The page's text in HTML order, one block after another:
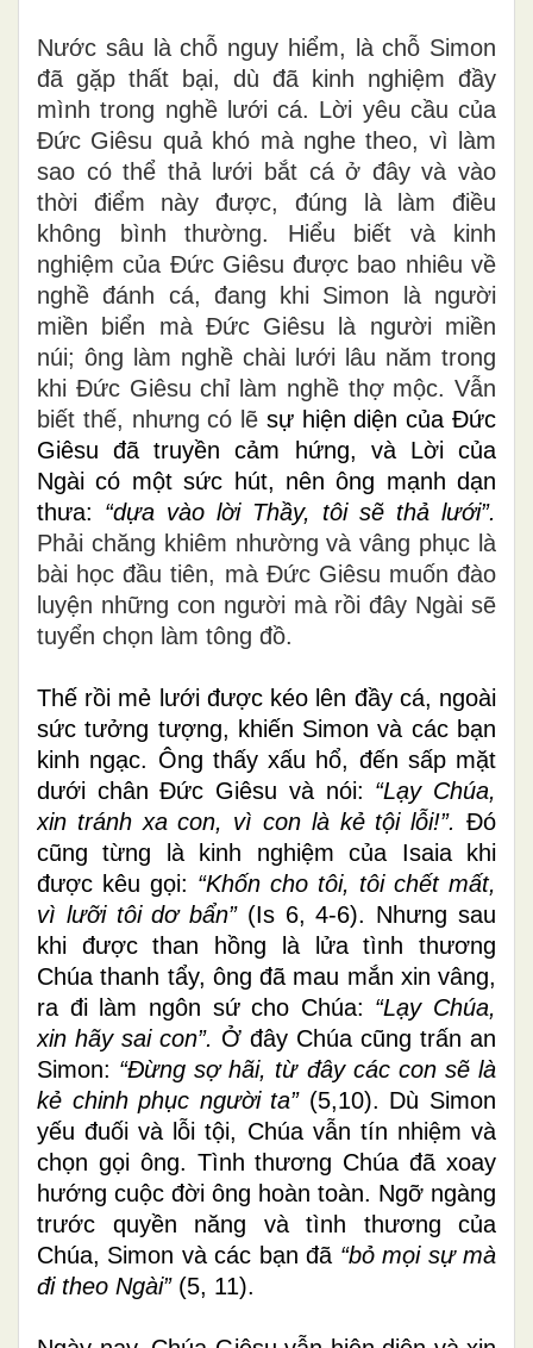
Nước sâu là chỗ nguy hiểm, là chỗ Simon
đã gặp thất bại, dù đã kinh nghiệm đầy
mình trong nghề lưới cá. Lời yêu cầu của
Đức Giêsu quả khó mà nghe theo, vì làm
sao có thể thả lưới bắt cá ở đây và vào
thời điểm này được, đúng là làm điều
không bình thường. Hiểu biết và kinh
nghiệm của Đức Giêsu được bao nhiêu về
nghề đánh cá, đang khi Simon là người
miền biển mà Đức Giêsu là người miền
núi; ông làm nghề chài lưới lâu năm trong
khi Đức Giêsu chỉ làm nghề thợ mộc. Vẫn
biết thế, nhưng có lẽ sự hiện diện của Đức
Giêsu đã truyền cảm hứng, và Lời của
Ngài có một sức hút, nên ông mạnh dạn
thưa: “dựa vào lời Thầy, tôi sẽ thả lưới”.
Phải chăng khiêm nhường và vâng phục là
bài học đầu tiên, mà Đức Giêsu muốn đào
luyện những con người mà rồi đây Ngài sẽ
tuyển chọn làm tông đồ.
Thế rồi mẻ lưới được kéo lên đầy cá, ngoài
sức tưởng tượng, khiến Simon và các bạn
kinh ngạc. Ông thấy xấu hổ, đến sấp mặt
dưới chân Ðức Giêsu và nói: “Lạy Chúa,
xin tránh xa con, vì con là kẻ tội lỗi!”. Đó
cũng từng là kinh nghiệm của Isaia khi
được kêu gọi: “Khốn cho tôi, tôi chết mất,
vì lưỡi tôi dơ bẩn” (Is 6, 4-6). Nhưng sau
khi được than hồng là lửa tình thương
Chúa thanh tẩy, ông đã mau mắn xin vâng,
ra đi làm ngôn sứ cho Chúa: “Lạy Chúa,
xin hãy sai con”. Ở đây Chúa cũng trấn an
Simon: “Đừng sợ hãi, từ đây các con sẽ là
kẻ chinh phục người ta”(5,10). Dù Simon
yếu đuối và lỗi tội, Chúa vẫn tín nhiệm và
chọn gọi ông. Tình thương Chúa đã xoay
hướng cuộc đời ông hoàn toàn. Ngỡ ngàng
trước quyền năng và tình thương của
Chúa, Simon và các bạn đã “bỏ mọi sự mà
đi theo Ngài”(5, 11).